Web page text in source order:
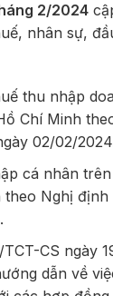
2/2024
nhân sự,
thu nhập
Chí Minh
02/02/
cá nhân
Nghị định
CS ngày
dẫn về